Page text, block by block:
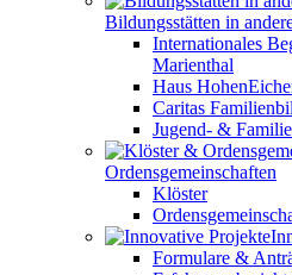
Bildungsstätten in
Internationales
Marienthal
Haus
Caritas
Jugend- &
Ordensgemeinschaften
Klöster
Formulare &